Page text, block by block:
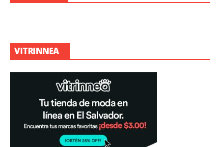
VITRINNEA